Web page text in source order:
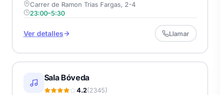
Carrer de Ramon Trias Fargas, 2-4
23:00–5:30
Ver detalles Llamar
Sala Bóveda
4.2(2345)